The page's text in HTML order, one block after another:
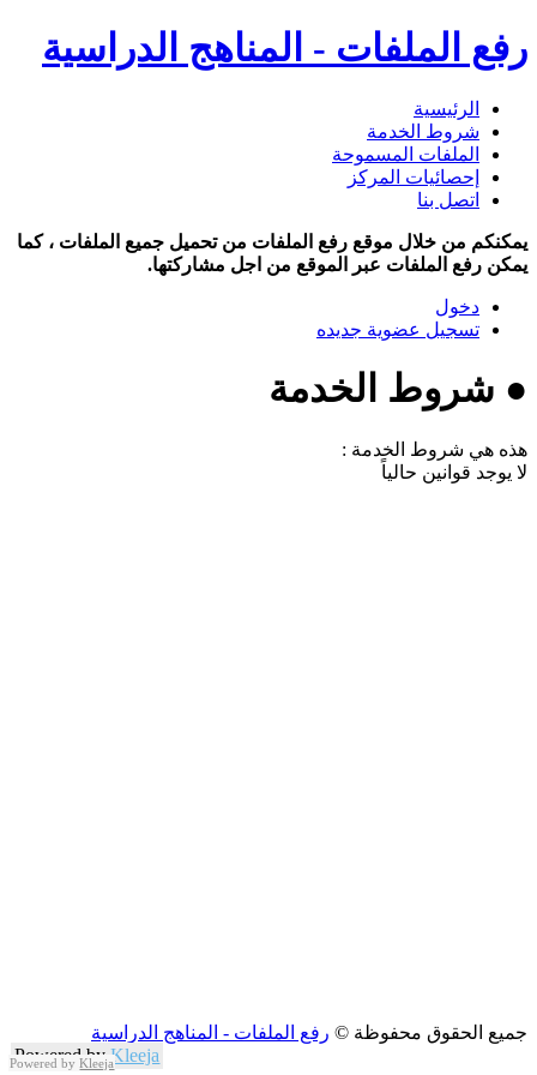
Powered byKleeja
رفع الملفات - المناهج الدراسية
الرئيسية
شروط الخدمة
الملفات المسموحة
إحصائيات المركز
اتصل بنا
يمكنكم من خلال موقع رفع الملفات من تحميل جميع الملفات ، كما
يمكن رفع الملفات عبر الموقع من اجل مشاركتها.
دخول
تسجيل عضوية جديده
● شروط الخدمة
هذه هي شروط الخدمة :
لا يوجد قوانين حالياً
جميع الحقوق محفوظة © رفع الملفات - المناهج الدراسية
Powered byKleeja